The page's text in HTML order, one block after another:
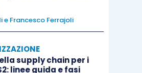
e Francesco Ferrajoli
supply chain per i
linee guida e fasi